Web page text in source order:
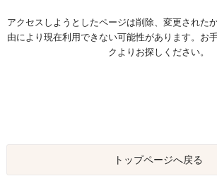
アクセスしようとしたページは削除、変更された
由により現在利用できない可能性があります。お
クよりお探しください。
トップページへ戻る